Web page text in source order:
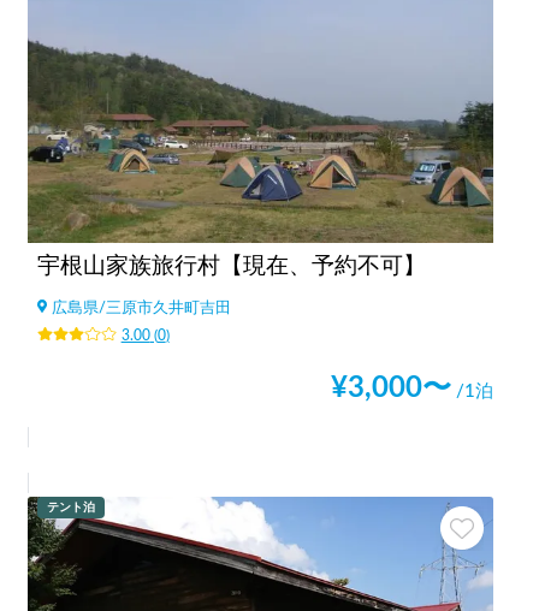
宇根山家族旅行村【現在、予約不可】
広島県/三原市久井町吉田
3.00(0)
¥3,000〜 /1泊
テント泊